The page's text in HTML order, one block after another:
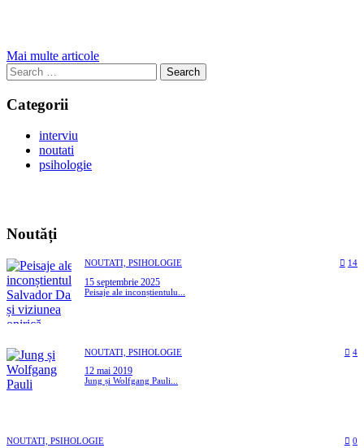
Mai multe articole
Search
for:
Categorii
interviu
noutati
psihologie
Noutăți
NOUTATI, PSIHOLOGIE 14
15 septembrie 2025
Peisaje ale inconștientulu...
NOUTATI, PSIHOLOGIE 4
12 mai 2019
Jung și Wolfgang Pauli...
NOUTATI, PSIHOLOGIE 0